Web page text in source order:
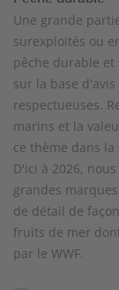
Une grande
surexploités ou
pêche durable et
sur la base
respectueuses.
marins et la
ce thème dans
D'ici à 2026,
grandes
de détail de
fruits de mer
par le WWF.